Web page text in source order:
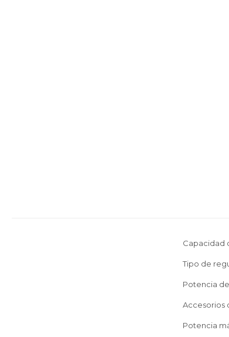
Capacidad
Tipo de
Potencia
Accesorios
Potencia